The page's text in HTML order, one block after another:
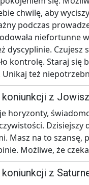
chwilę, aby
podczas
niefortunne
dyscyplinie. Czujesz
kontrolę. Staraj się
też
koniunkcji z
horyzonty,
Masz na to szansę,
Możliwe, że
z